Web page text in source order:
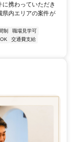
携わっていただき
県内エリアの案件が
制
職場見学可
交通費支給